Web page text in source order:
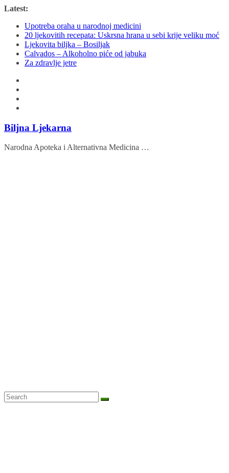
Skip
content
Latest:
Upotreba oraha u narodnoj medicini
20 ljekovitih recepata: Uskrsna hrana u sebi krije veliku moć
Ljekovita biljka – Bosiljak
Calvados – Alkoholno piće od jabuka
Za zdravlje jetre
Biljna Ljekarna
Narodna Apoteka i Alternativna Medicina …